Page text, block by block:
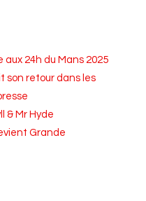
24h du Mans 2025
son retour dans les
& Mr Hyde
Grande